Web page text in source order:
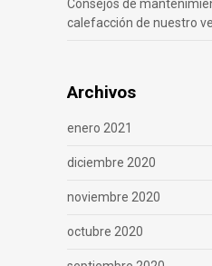
Consejos de
calefacción de nuestro
Archivos
enero 2021
diciembre 2020
noviembre 2020
octubre 2020